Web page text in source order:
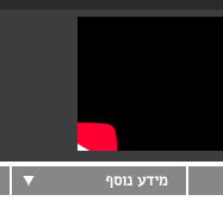
מידע נוסף